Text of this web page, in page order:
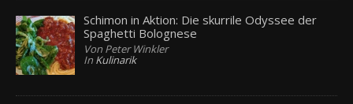
Schimon in Aktion: Die skurrile Odyssee der
Spaghetti Bolognese
Von Peter Winkler
In Kulinarik